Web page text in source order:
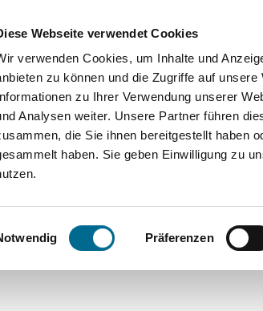
Webseite verwendet Cookies
verwenden Cookies, um Inhalte und
zu können und die Zugriffe auf
zu Ihrer Verwendung unserer
Analysen weiter. Unsere Partner führen
die Sie ihnen bereitgestellt haben
haben. Sie geben Einwilligung zu
Einwilligungsauswahl
Präferenzen
Küche und Genuss Geschirr &